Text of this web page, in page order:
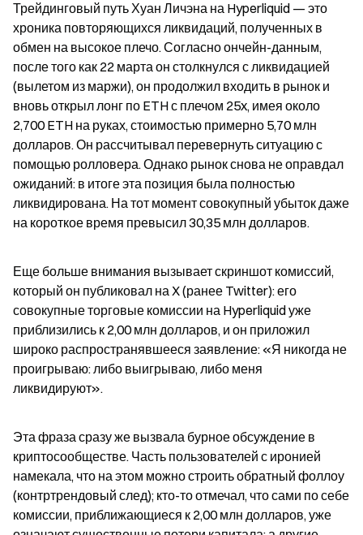
Трейдинговый путь Хуан Личэна на Hyperliquid — это
хроника повторяющихся ликвидаций, полученных в
обмен на высокое плечо. Согласно ончейн-данным,
после того как 22 марта он столкнулся с ликвидацией
(вылетом из маржи), он продолжил входить в рынок и
вновь открыл лонг по ETH с плечом 25x, имея около
2,700 ETH на руках, стоимостью примерно 5,70 млн
долларов. Он рассчитывал перевернуть ситуацию с
помощью ролловера. Однако рынок снова не оправдал
ожиданий: в итоге эта позиция была полностью
ликвидирована. На тот момент совокупный убыток даже
на короткое время превысил 30,35 млн долларов.
Еще больше внимания вызывает скриншот комиссий,
который он публиковал на X (ранее Twitter): его
совокупные торговые комиссии на Hyperliquid уже
приблизились к 2,00 млн долларов, и он приложил
широко распространявшееся заявление: «Я никогда не
проигрываю: либо выигрываю, либо меня
ликвидируют».
Эта фраза сразу же вызвала бурное обсуждение в
криптосообществе. Часть пользователей с иронией
намекала, что на этом можно строить обратный фоллоу
(контртрендовый след); кто-то отмечал, что сами по себе
комиссии, приближающиеся к 2,00 млн долларов, уже